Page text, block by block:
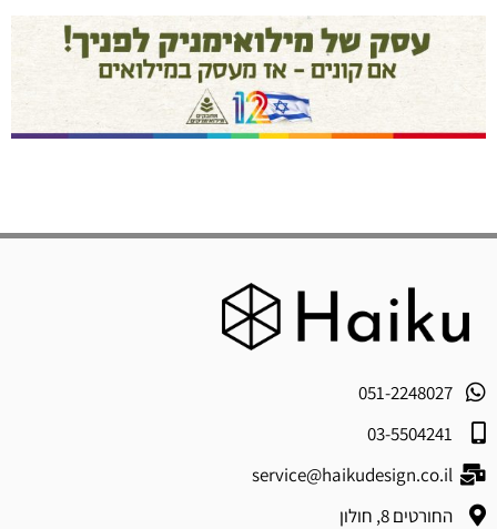
051-2248027
03-5504241
service@haikudesign.co.il
החורטים 8, חולון